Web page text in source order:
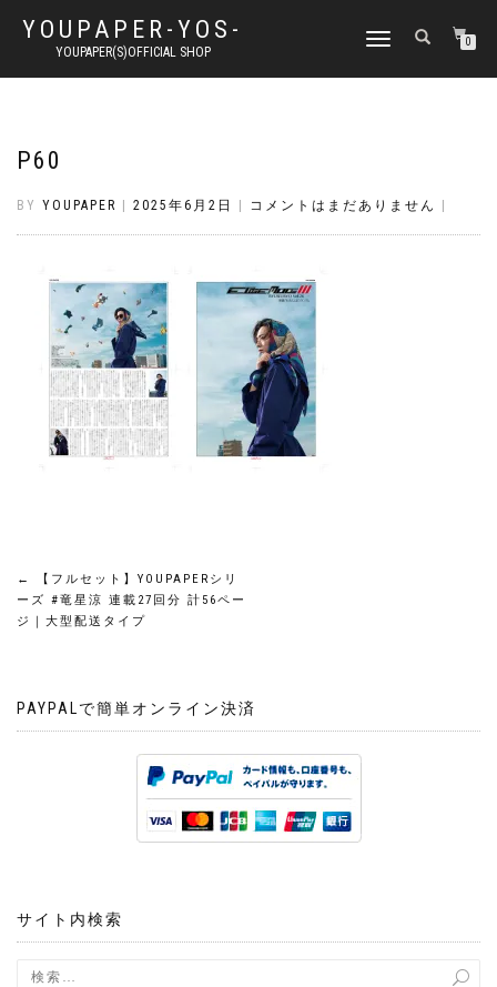
YOUPAPER-YOS-
YOUPAPER(S)OFFICIAL SHOP
ナ
ゲ
り
0
P60
BY YOUPAPER 2025年6月2日 コメントはまだありません
投
稿
ビ
ョ
ン
←
【フルセット】YOUPAPERシリ
ーズ #竜星涼 連載27回分 計56ペー
ジ｜大型配送タイプ
PAYPALで簡単オンライン決済
サイト内検索